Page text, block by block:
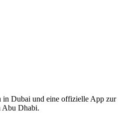
in Dubai und eine offizielle App zur
Abu Dhabi.